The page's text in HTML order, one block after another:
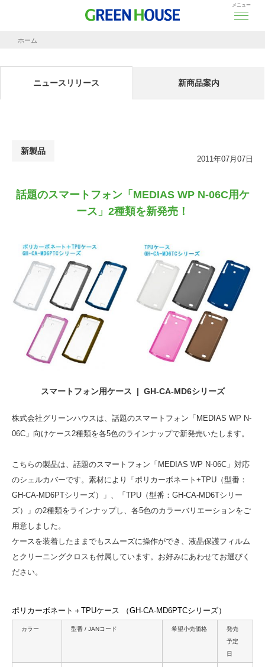
メニュー
ホーム
ニュースリリース 新商品案内
新製品
2011年07月07日
話題のスマートフォン「MEDIAS WP N-06C用ケ
ース」2種類を新発売！
スマートフォン用ケース | GH-CA-MD6シリーズ
株式会社グリーンハウスは、話題のスマートフォン「MEDIAS WP N-
06C」向けケース2種類を各5色のラインナップで新発売いたします。
こちらの製品は、話題のスマートフォン「MEDIAS WP N-06C」対応
のシェルカバーです。素材により「ポリカーボネート+TPU（型番：
GH-CA-MD6PTシリーズ）」、「TPU（型番：GH-CA-MD6Tシリー
ズ）」の2種類をラインナップし、各5色のカラーバリエーションをご
用意しました。
ケースを装着したままでもスムーズに操作ができ、液晶保護フィルム
とクリーニングクロスも付属しています。お好みにあわせてお選びく
ださい。
ポリカーボネート＋TPUケース （GH-CA-MD6PTCシリーズ）
カラー 型番 / JANコード 希望小売価格
発売
予定
日